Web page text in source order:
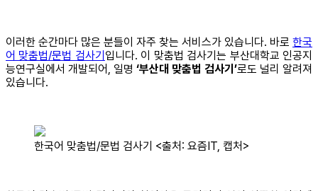
이러한 순간마다 많은 분들이 자주 찾는 서비스가 있습니다. 바로 한국
어 맞춤법/문법 검사기입니다. 이 맞춤법 검사기는 부산대학교 인공지
능연구실에서 개발되어, 일명 ‘부산대 맞춤법 검사기’로도 널리 알려져
있습니다.
한국어 맞춤법/문법 검사기 <출처: 요즘IT, 캡처>